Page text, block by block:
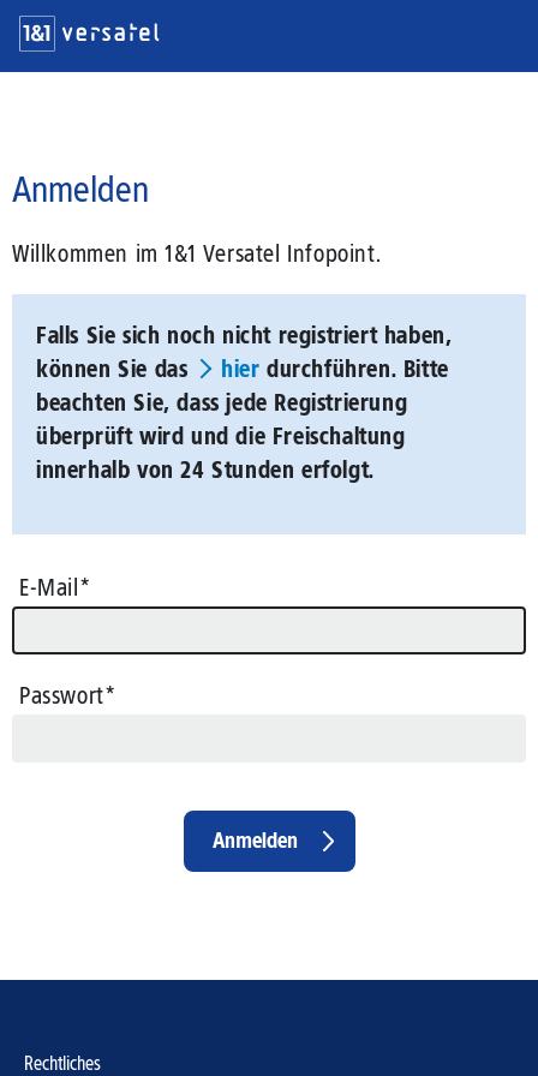
Direkt
zum
Inhalt
Anmelden
Willkommen im 1&1 Versatel Infopoint.
Falls Sie sich noch nicht registriert haben,
können Sie das
hier durchführen. Bitte
beachten Sie, dass jede Registrierung
überprüft wird und die Freischaltung
innerhalb von 24 Stunden erfolgt.
E-Mail
Passwort
Footer
Rechtliches